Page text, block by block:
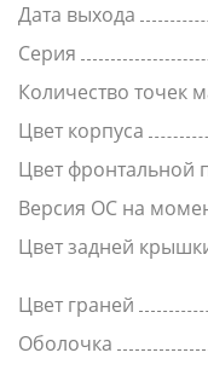
Дата выхода
Серия
Количество точек
Цвет корпуса
Цвет фронтальной
Версия ОС на
Цвет задней
Цвет граней
Оболочка